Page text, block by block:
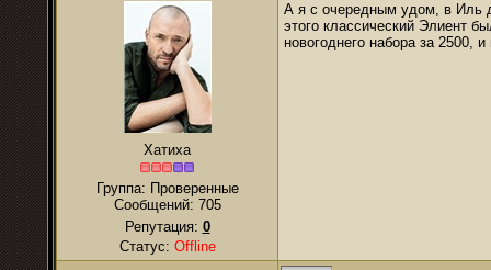
Хатиха
Группа: Проверенные
Сообщений: 705
Репутация: 0
Статус: Offline
А я с очередным удом, в Иль
этого классический Элиент
новогоднего набора за 2500,